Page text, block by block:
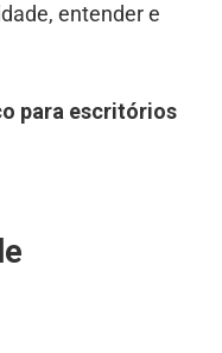
entender e
para escritórios